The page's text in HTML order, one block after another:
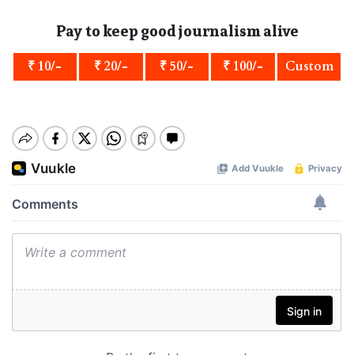
Pay to keep good journalism alive
₹ 10/- ₹ 20/- ₹ 50/- ₹ 100/- Custom